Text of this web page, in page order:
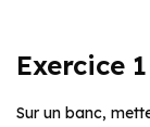
Exercice 1
Sur un banc,